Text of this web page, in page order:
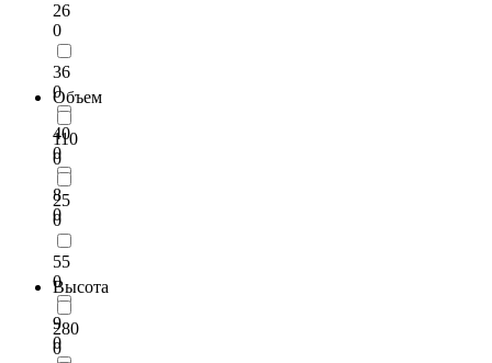
26
0
36
0
40
0
8
0
Объем
110
0
25
0
55
0
9
0
Высота
280
0